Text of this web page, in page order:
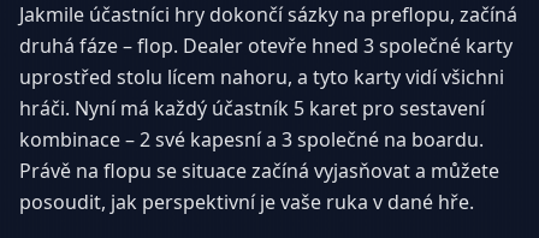
Jakmile účastníci hry dokončí sázky na preflopu, začíná
druhá fáze – flop. Dealer otevře hned 3 společné karty
uprostřed stolu lícem nahoru, a tyto karty vidí všichni
hráči. Nyní má každý účastník 5 karet pro sestavení
kombinace – 2 své kapesní a 3 společné na boardu.
Právě na flopu se situace začíná vyjasňovat a můžete
posoudit, jak perspektivní je vaše ruka v dané hře.